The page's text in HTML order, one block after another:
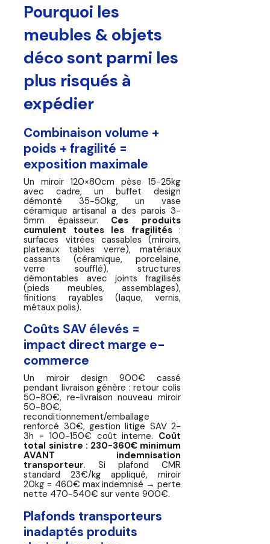
Focus : optimiser retours &
solutions logistiques intelligentes
FAQ – Emballage & assurance
meubles / décoration
Pour Aller Plus Loin
expéditions mobilier & déco ?
Pourquoi les
meubles & objets
déco sont parmi les
plus risqués à
expédier
Combinaison volume +
poids + fragilité =
exposition maximale
Un miroir 120×80cm pèse 15-25kg
avec cadre, un buffet design
démonté 35-50kg, un vase
céramique artisanal a des parois 3-
5mm épaisseur. Ces produits
cumulent toutes les fragilités:
surfaces vitrées cassables (miroirs,
plateaux tables verre), matériaux
cassants (céramique, porcelaine,
verre soufflé), structures
démontables avec joints fragilisés
(pieds meubles, assemblages),
finitions rayables (laque, vernis,
métaux polis).
Coûts SAV élevés =
impact direct marge e-
commerce
Un miroir design 900€ cassé
pendant livraison génère : retour colis
50-80€, re-livraison nouveau miroir
50-80€,
reconditionnement/emballage
renforcé 30€, gestion litige SAV 2-
3h = 100-150€ coût interne. Coût
total sinistre : 230-360€ minimum
AVANT indemnisation
transporteur. Si plafond CMR
standard 23€/kg appliqué, miroir
20kg = 460€ max indemnisé → perte
nette 470-540€ sur vente 900€.
Plafonds transporteurs
inadaptés produits